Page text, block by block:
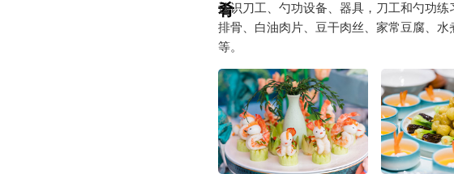
肴
认识刀工、勺功设备、器具，刀工和勺功
排骨、白油肉片、豆干肉丝、家常豆腐、
等。